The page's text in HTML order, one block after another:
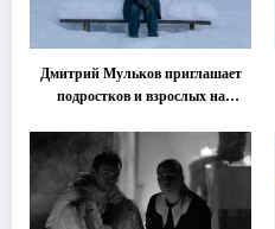
Дмитрий Мульков приглашает
подростков и взрослых на